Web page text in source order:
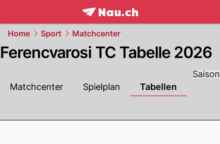
frontpage.NAU.ch
Home Sport Matchcenter
Ferencvarosi TC Tabelle 2026
Saison
Matchcenter
Spielplan Tabellen